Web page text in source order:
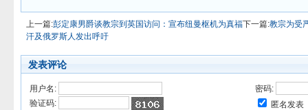
上一篇:彭定康男爵谈教宗到英国访问：宣布纽曼枢机为真福下一篇:教宗为受
汗及俄罗斯人发出呼吁
发表评论
用户名:
密码:
验证码:
匿名发表